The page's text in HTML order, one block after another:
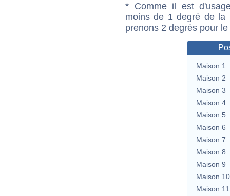
* Comme il est
moins de 1 degré de la
prenons 2 degrés pour
Maison 1
Maison 2
Maison 3
Maison 4
Maison 5
Maison 6
Maison 7
Maison 8
Maison 9
Maison 10
Maison 11